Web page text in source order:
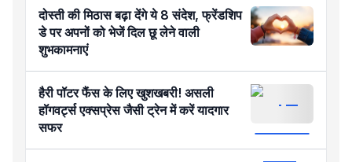
दोस्ती की मिठास बढ़ा देंगे ये 8 संदेश, फ्रेंडशिप
डे पर अपनों को भेजें दिल छू लेने वाली
शुभकामनाएं
हैरी पॉटर फैंस के लिए खुशखबरी! असली
हॉगवर्ट्स एक्सप्रेस जैसी ट्रेन में करें यादगार
सफर